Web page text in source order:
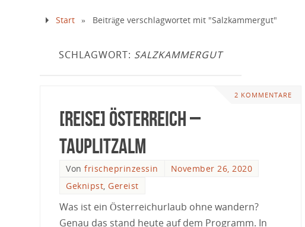
Start » Beiträge verschlagwortet mit "Salzkammergut"
SCHLAGWORT: SALZKAMMERGUT
2 KOMMENTARE
[Reise] Österreich –
Tauplitzalm
Von frischeprinzessin
November 26, 2020
Geknipst, Gereist
Was ist ein Österreichurlaub ohne wandern?
Genau das stand heute auf dem Programm. In